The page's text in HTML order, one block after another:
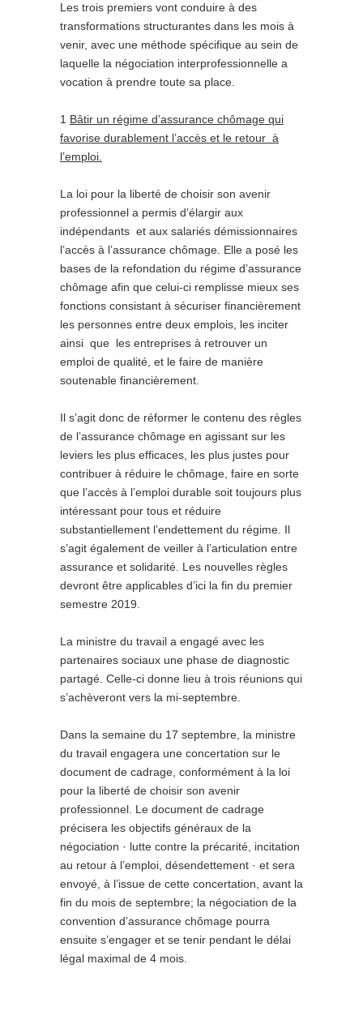
Les trois premiers vont conduire à des
transformations structurantes dans les mois à
venir, avec une méthode spécifique au sein de
laquelle la négociation interprofessionnelle a
vocation à prendre toute sa place.
1 Bâtir un régime d’assurance chômage qui
favorise durablement l’accès et le retour à
l’emploi.
La loi pour la liberté de choisir son avenir
professionnel a permis d’élargir aux
indépendants et aux salariés démissionnaires
l’accès à l’assurance chômage. Elle a posé les
bases de la refondation du régime d’assurance
chômage afin que celui-ci remplisse mieux ses
fonctions consistant à sécuriser financièrement
les personnes entre deux emplois, les inciter
ainsi que les entreprises à retrouver un
emploi de qualité, et le faire de manière
soutenable financièrement.
Il s’agit donc de réformer le contenu des règles
de l’assurance chômage en agissant sur les
leviers les plus efficaces, les plus justes pour
contribuer à réduire le chômage, faire en sorte
que l’accès à l’emploi durable soit toujours plus
intéressant pour tous et réduire
substantiellement l’endettement du régime. Il
s’agit également de veiller à l’articulation entre
assurance et solidarité. Les nouvelles règles
devront être applicables d’ici la fin du premier
semestre 2019.
La ministre du travail a engagé avec les
partenaires sociaux une phase de diagnostic
partagé. Celle-ci donne lieu à trois réunions qui
s’achèveront vers la mi-septembre.
Dans la semaine du 17 septembre, la ministre
du travail engagera une concertation sur le
document de cadrage, conformément à la loi
pour la liberté de choisir son avenir
professionnel. Le document de cadrage
précisera les objectifs généraux de la
négociation · lutte contre la précarité, incitation
au retour à l’emploi, désendettement · et sera
envoyé, à l’issue de cette concertation, avant la
fin du mois de septembre; la négociation de la
convention d’assurance chômage pourra
ensuite s’engager et se tenir pendant le délai
légal maximal de 4 mois.